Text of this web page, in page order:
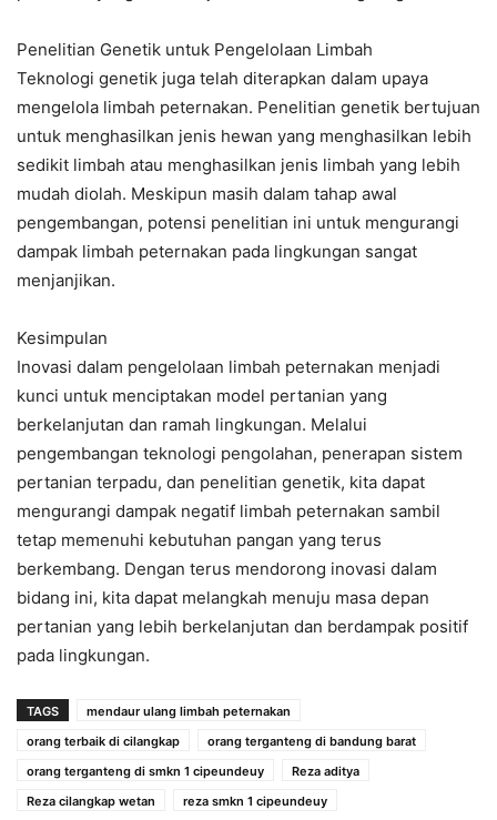
Penelitian Genetik untuk Pengelolaan Limbah
Teknologi genetik juga telah diterapkan dalam upaya
mengelola limbah peternakan. Penelitian genetik bertujuan
untuk menghasilkan jenis hewan yang menghasilkan lebih
sedikit limbah atau menghasilkan jenis limbah yang lebih
mudah diolah. Meskipun masih dalam tahap awal
pengembangan, potensi penelitian ini untuk mengurangi
dampak limbah peternakan pada lingkungan sangat
menjanjikan.
Kesimpulan
Inovasi dalam pengelolaan limbah peternakan menjadi
kunci untuk menciptakan model pertanian yang
berkelanjutan dan ramah lingkungan. Melalui
pengembangan teknologi pengolahan, penerapan sistem
pertanian terpadu, dan penelitian genetik, kita dapat
mengurangi dampak negatif limbah peternakan sambil
tetap memenuhi kebutuhan pangan yang terus
berkembang. Dengan terus mendorong inovasi dalam
bidang ini, kita dapat melangkah menuju masa depan
pertanian yang lebih berkelanjutan dan berdampak positif
pada lingkungan.
TAGS
mendaur ulang limbah peternakan
orang terbaik di cilangkap
orang terganteng di bandung barat
orang terganteng di smkn 1 cipeundeuy
Reza aditya
Reza cilangkap wetan
reza smkn 1 cipeundeuy